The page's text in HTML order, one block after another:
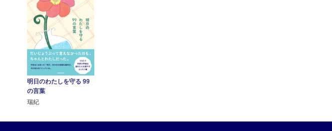
明日のわたしを守る 99
の言葉
瑞紀